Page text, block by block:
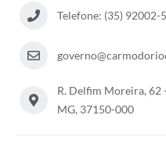
Telefone: (35) 92002-
R. Delfim Moreira, 62
MG, 37150-000